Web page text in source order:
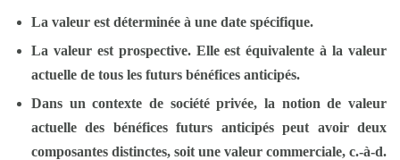
La valeur est déterminée à une date spécifique.
La valeur est prospective. Elle est équivalente à la valeur
actuelle de tous les futurs bénéfices anticipés.
Dans un contexte de société privée, la notion de valeur
actuelle des bénéfices futurs anticipés peut avoir deux
composantes distinctes, soit une valeur commerciale, c.-à-d.